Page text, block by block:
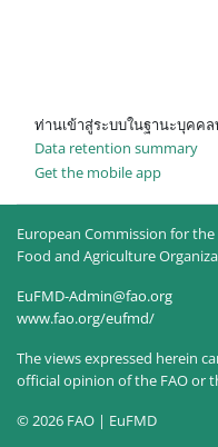
ท่านเข้าสู่ระบบในฐานะบุคคล
Data retention summary
Get the mobile app
European Commission for
Food and Agriculture
EuFMD-Admin@fao.org
www.fao.org/eufmd/
The views expressed herein
official opinion of the FAO or
© 2026 FAO | EuFMD